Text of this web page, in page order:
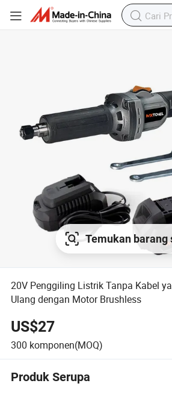
Temukan barang
20V Penggiling Listrik Tanpa Kabel
Ulang dengan Motor Brushless
US$27
300 komponen(MOQ)
Produk Serupa